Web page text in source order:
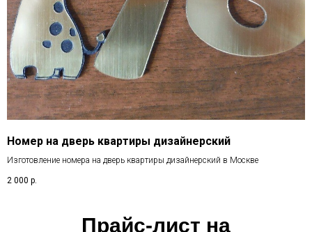
Номер на дверь квартиры дизайнерский
Изготовление номера на дверь квартиры дизайнерский в Москве
2 000 р.
Прайс-лист на